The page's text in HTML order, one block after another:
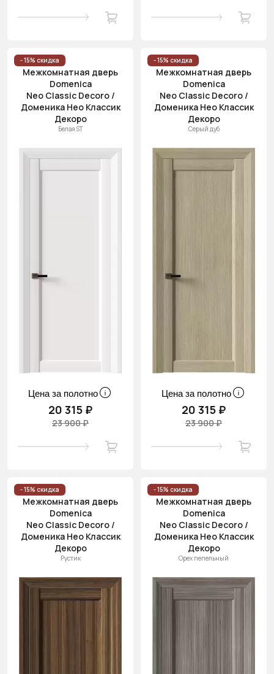
- 15% скидка
Межкомнатная дверь
Domenica
Neo Classic Decoro /
Доменика Нео Классик
Декоро
Белая ST
Цена за полотно
20 315 ₽
23 900 ₽
- 15% скидка
Межкомнатная дверь
Domenica
Neo Classic Decoro /
Доменика Нео Классик
Декоро
Серый дуб
Цена за полотно
20 315 ₽
23 900 ₽
- 15% скидка
Межкомнатная дверь
Domenica
Neo Classic Decoro /
Доменика Нео Классик
Декоро
Рустик
- 15% скидка
Межкомнатная дверь
Domenica
Neo Classic Decoro /
Доменика Нео Классик
Декоро
Орех пепельный